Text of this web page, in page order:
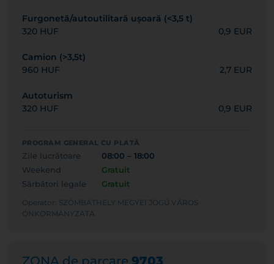
Furgonetă/autoutilitară ușoară (<3,5 t)
320 HUF
0,9 EUR
Camion (>3,5t)
960 HUF
2,7 EUR
Autoturism
320 HUF
0,9 EUR
PROGRAM GENERAL CU PLATĂ
Zile lucrătoare
08:00 – 18:00
Weekend
Gratuit
Sărbători legale
Gratuit
Operator: SZOMBATHELY MEGYEI JOGÚ VÁROS
ÖNKORMÁNYZATA
ZONA de parcare 9703